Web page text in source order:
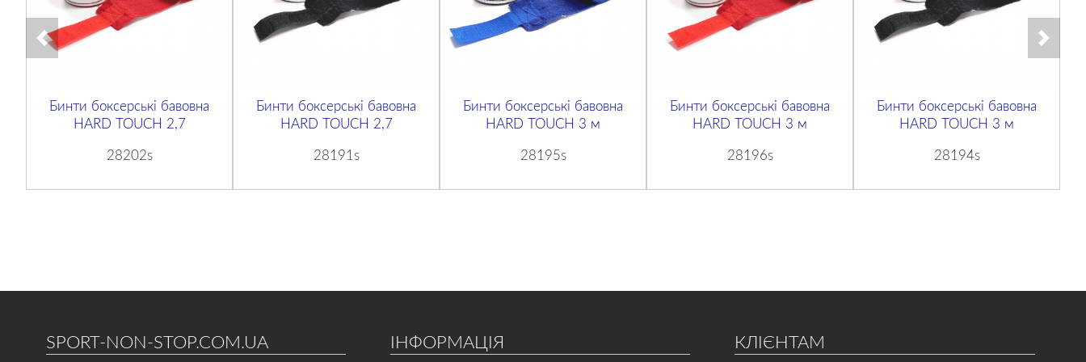
Бинти боксерські бавовна
HARD TOUCH 2,7
28202s
Бинти боксерські бавовна
HARD TOUCH 2,7
28191s
Бинти боксерські бавовна
HARD TOUCH 3 м
28195s
Бинти боксерські бавовна
HARD TOUCH 3 м
28196s
Бинти боксерські бавовна
HARD TOUCH 3 м
28194s
SPORT-NON-STOP.COM.UA ІНФОРМАЦІЯ КЛІЄНТАМ